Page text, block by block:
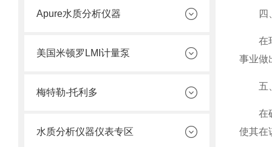
Apure水质分析仪器
美国米顿罗LMI计量泵
梅特勒-托利多
水质分析仪器仪表专区
四、
在环
事业做
五、
在矿
使其在